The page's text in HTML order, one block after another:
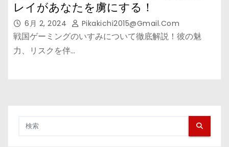
レイがあなたを虜にする！
6月 2, 2024 Pikakichi2015@gmail.com
戦国ゲーミングのいすみについて徹底解説！彼の魅
力、リスクを伴…